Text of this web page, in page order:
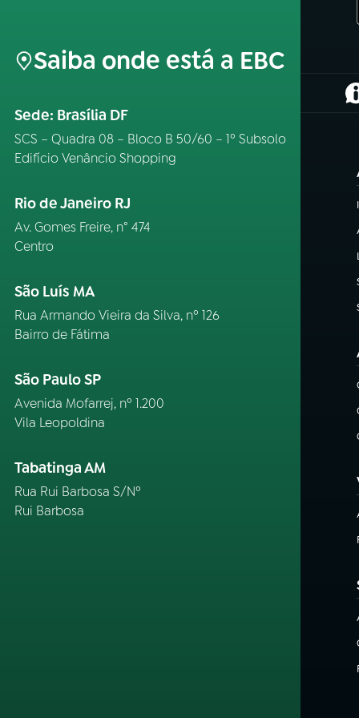
Saiba onde está a EBC
Sede: Brasília DF
SCS – Quadra 08 – Bloco B 50/60 – 1º Subsolo
Edifício Venâncio Shopping
Rio de Janeiro RJ
Av. Gomes Freire, n° 474
Centro
São Luís MA
Rua Armando Vieira da Silva, nº 126
Bairro de Fátima
São Paulo SP
Avenida Mofarrej, nº 1.200
Vila Leopoldina
Tabatinga AM
Rua Rui Barbosa S/Nº
Rui Barbosa